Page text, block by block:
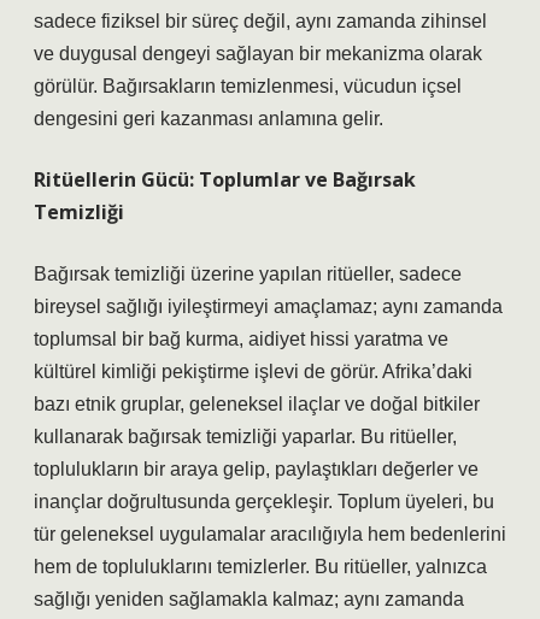
sadece fiziksel bir süreç değil, aynı zamanda zihinsel
ve duygusal dengeyi sağlayan bir mekanizma olarak
görülür. Bağırsakların temizlenmesi, vücudun içsel
dengesini geri kazanması anlamına gelir.
Ritüellerin Gücü: Toplumlar ve Bağırsak
Temizliği
Bağırsak temizliği üzerine yapılan ritüeller, sadece
bireysel sağlığı iyileştirmeyi amaçlamaz; aynı zamanda
toplumsal bir bağ kurma, aidiyet hissi yaratma ve
kültürel kimliği pekiştirme işlevi de görür. Afrika’daki
bazı etnik gruplar, geleneksel ilaçlar ve doğal bitkiler
kullanarak bağırsak temizliği yaparlar. Bu ritüeller,
toplulukların bir araya gelip, paylaştıkları değerler ve
inançlar doğrultusunda gerçekleşir. Toplum üyeleri, bu
tür geleneksel uygulamalar aracılığıyla hem bedenlerini
hem de topluluklarını temizlerler. Bu ritüeller, yalnızca
sağlığı yeniden sağlamakla kalmaz; aynı zamanda